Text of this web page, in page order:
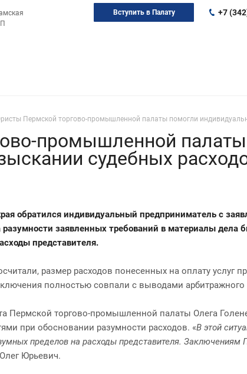
+7
Вступить в Палату
Пермской торгово-промышленной палаты помогли
промышленной
судебных
обратился индивидуальный предприниматель с
разумности заявленных требований в материалы
представителя.
размер расходов понесенных на оплату услуг
полностью совпали с выводами арбитражного
Пермской торгово-промышленной палаты Олега
при обосновании разумности расходов. «В этой
пределов на расходы представителя.
Юрьевич.